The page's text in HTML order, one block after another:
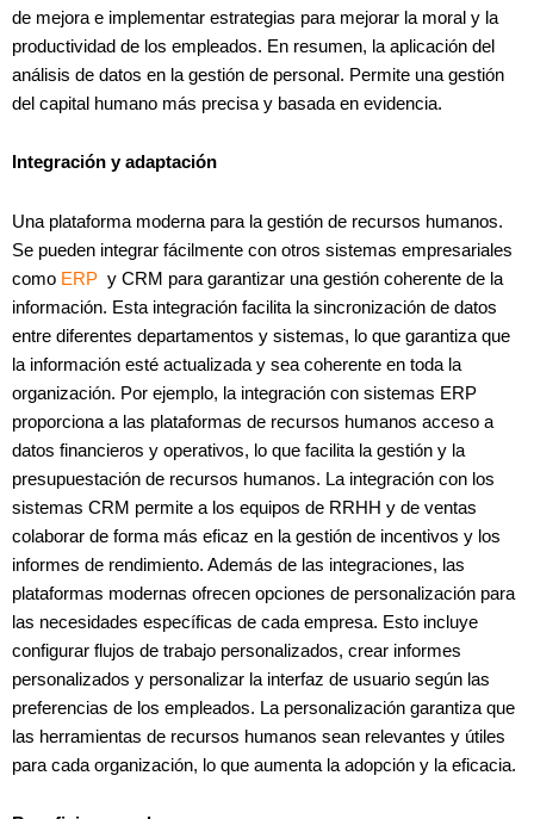
de mejora e implementar estrategias para mejorar la moral y la
productividad de los empleados. En resumen, la aplicación del
análisis de datos en la gestión de personal. Permite una gestión
del capital humano más precisa y basada en evidencia.
Integración y adaptación
Una plataforma moderna para la gestión de recursos humanos.
Se pueden integrar fácilmente con otros sistemas empresariales
como ERP y CRM para garantizar una gestión coherente de la
información. Esta integración facilita la sincronización de datos
entre diferentes departamentos y sistemas, lo que garantiza que
la información esté actualizada y sea coherente en toda la
organización. Por ejemplo, la integración con sistemas ERP
proporciona a las plataformas de recursos humanos acceso a
datos financieros y operativos, lo que facilita la gestión y la
presupuestación de recursos humanos. La integración con los
sistemas CRM permite a los equipos de RRHH y de ventas
colaborar de forma más eficaz en la gestión de incentivos y los
informes de rendimiento. Además de las integraciones, las
plataformas modernas ofrecen opciones de personalización para
las necesidades específicas de cada empresa. Esto incluye
configurar flujos de trabajo personalizados, crear informes
personalizados y personalizar la interfaz de usuario según las
preferencias de los empleados. La personalización garantiza que
las herramientas de recursos humanos sean relevantes y útiles
para cada organización, lo que aumenta la adopción y la eficacia.